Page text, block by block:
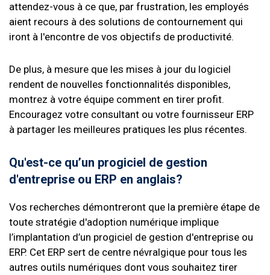
attendez-vous à ce que, par frustration, les employés
aient recours à des solutions de contournement qui
iront à l'encontre de vos objectifs de productivité.
De plus, à mesure que les mises à jour du logiciel
rendent de nouvelles fonctionnalités disponibles,
montrez à votre équipe comment en tirer profit.
Encouragez votre consultant ou votre fournisseur ERP
à partager les meilleures pratiques les plus récentes.
Qu'est-ce qu’un progiciel de gestion
d'entreprise ou ERP en anglais?
Vos recherches démontreront que la première étape de
toute stratégie d'adoption numérique implique
l’implantation d’un progiciel de gestion d'entreprise ou
ERP. Cet ERP sert de centre névralgique pour tous les
autres outils numériques dont vous souhaitez tirer